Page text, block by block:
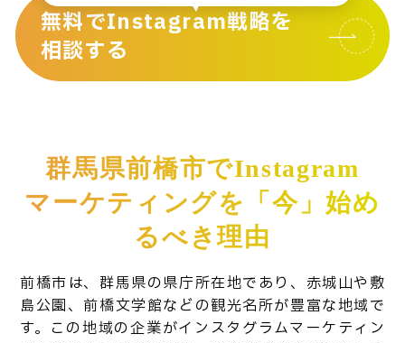
無料でInstagram戦略を
相談する
群馬県前橋市でInstagram
マーケティングを「今」始め
るべき理由
前橋市は、群馬県の県庁所在地であり、赤城山や敷
島公園、前橋文学館などの観光名所が豊富な地域で
す。この地域の企業がインスタグラムマーケティン